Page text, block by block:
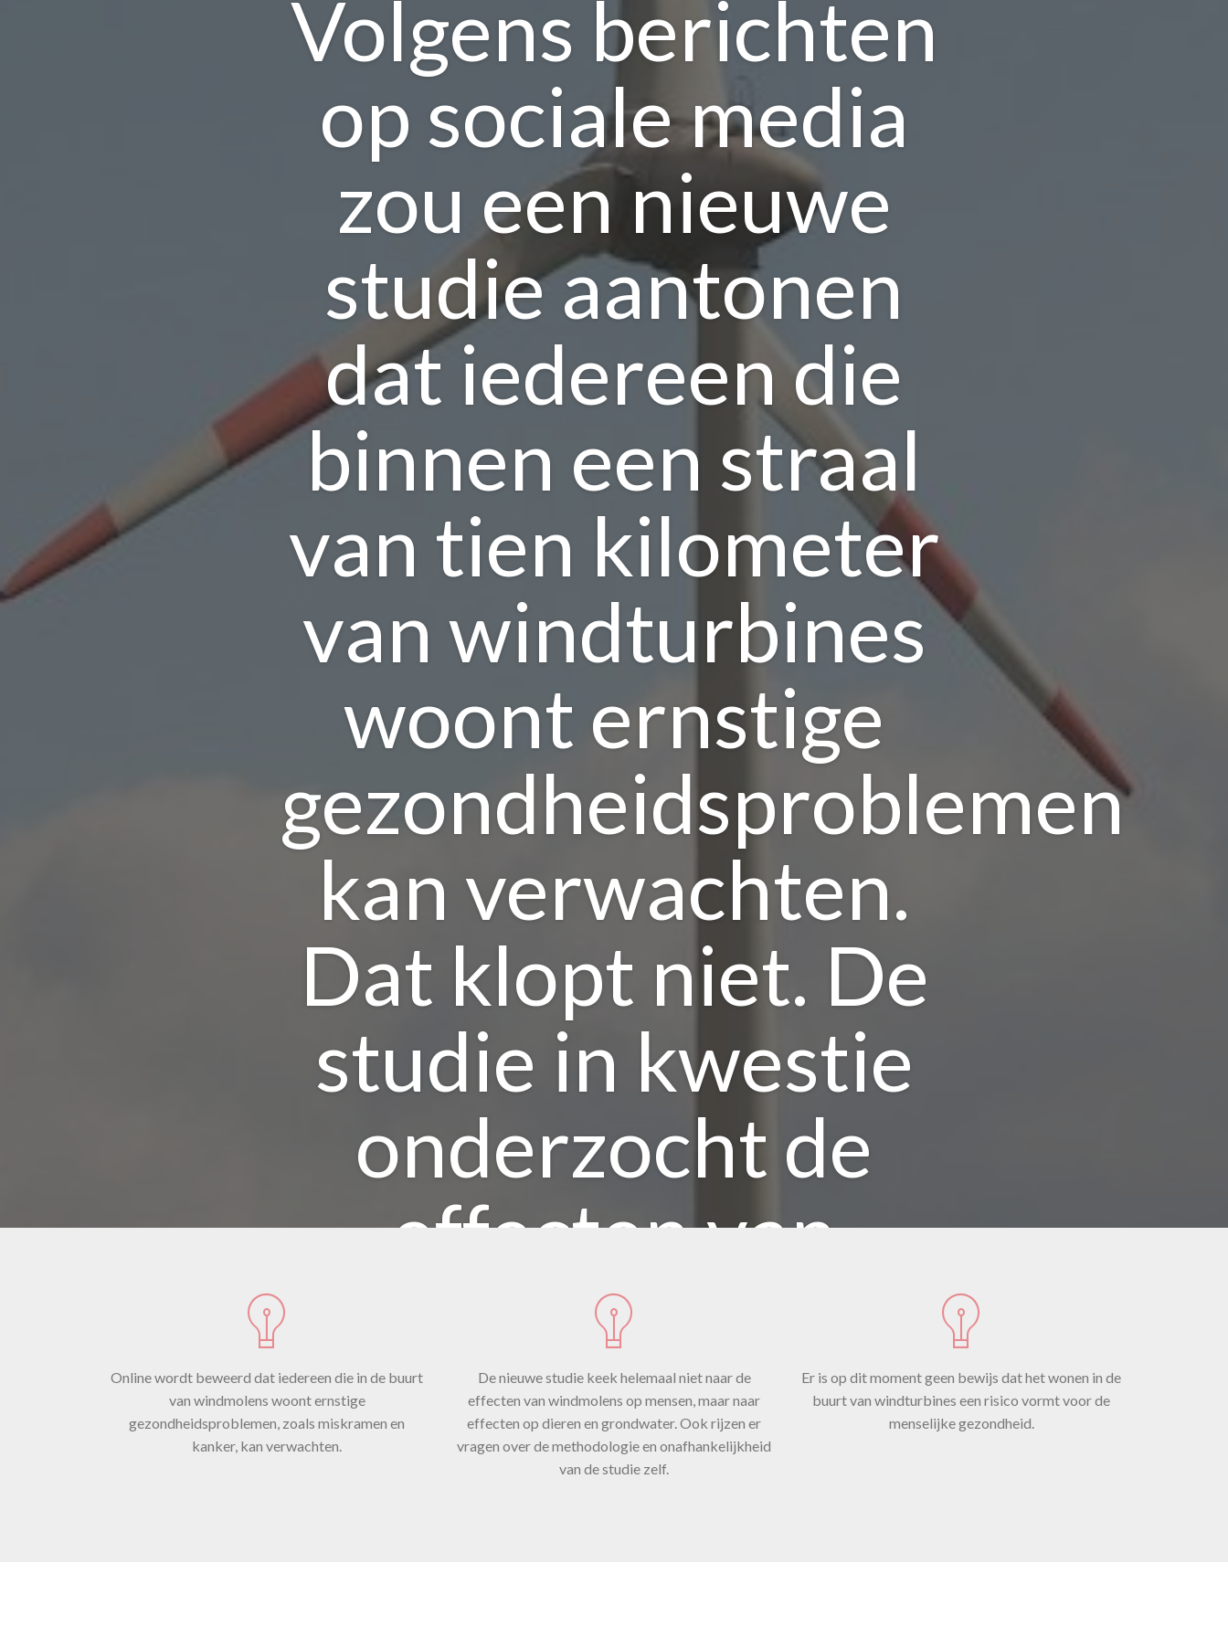
Volgens berichten
op sociale media
zou een nieuwe
studie aantonen
dat iedereen die
binnen een straal
van tien kilometer
van windturbines
woont ernstige
gezondheidsproblemen
kan verwachten.
Dat klopt niet. De
studie in kwestie
onderzocht de
effecten van
windturbines op
dieren en
grondwater, niet
Online wordt beweerd dat iedereen die in de buurt
van windmolens woont ernstige
gezondheidsproblemen, zoals miskramen en
kanker, kan verwachten.
De nieuwe studie keek helemaal niet naar de
effecten van windmolens op mensen, maar naar
effecten op dieren en grondwater. Ook rijzen er
vragen over de methodologie en onafhankelijkheid
van de studie zelf.
Er is op dit moment geen bewijs dat het wonen in de
buurt van windturbines een risico vormt voor de
menselijke gezondheid.